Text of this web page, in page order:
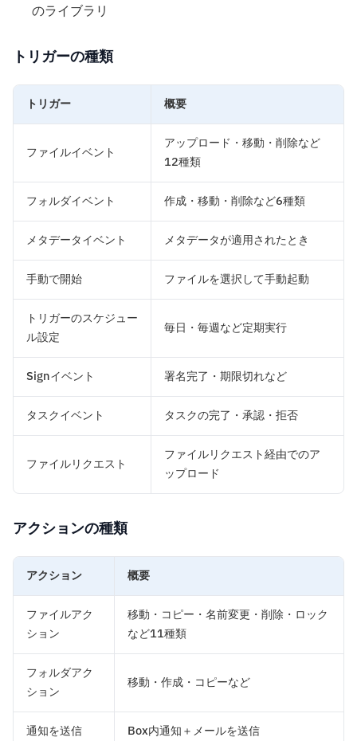
のライブラリ
トリガーの種類
トリガー 概要
ファイルイベント
アップロード・移動・削除など
12種類
フォルダイベント 作成・移動・削除など6種類
メタデータイベント メタデータが適用されたとき
手動で開始 ファイルを選択して手動起動
トリガーのスケジュー
ル設定
毎日・毎週など定期実行
Signイベント 署名完了・期限切れなど
タスクイベント タスクの完了・承認・拒否
ファイルリクエスト
ファイルリクエスト経由でのア
ップロード
アクションの種類
アクション 概要
ファイルアク
ション
移動・コピー・名前変更・削除・ロック
など11種類
フォルダアク
ション
移動・作成・コピーなど
通知を送信 Box内通知＋メールを送信